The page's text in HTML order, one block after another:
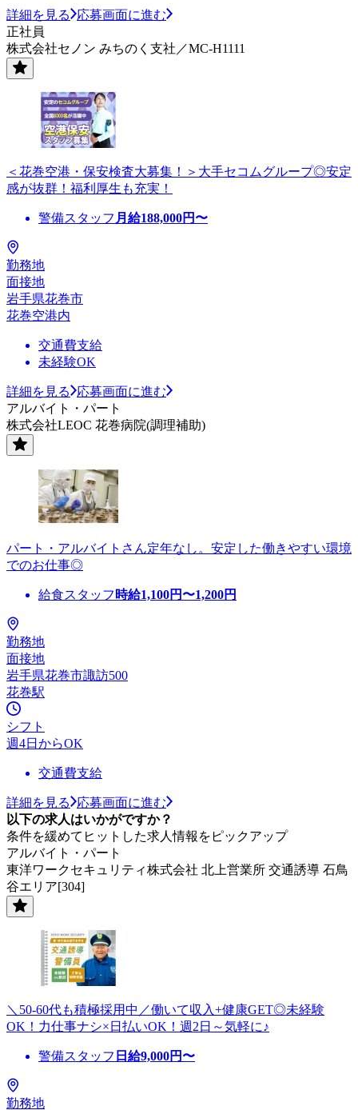
詳細を見る
応募画面に進む
正社員
株式会社セノン みちのく支社／MC-H1111
＜花巻空港・保安検査大募集！＞大手セコムグループ◎安定
感が抜群！福利厚生も充実！
警備スタッフ 月給188,000円〜
勤務地
面接地
岩手県花巻市
花巻空港内
交通費支給
未経験OK
詳細を見る
応募画面に進む
アルバイト・パート
株式会社LEOC 花巻病院(調理補助)
パート・アルバイトさん定年なし。安定した働きやすい環境
でのお仕事◎
給食スタッフ 時給1,100円〜1,200円
勤務地
面接地
岩手県花巻市諏訪500
花巻駅
シフト
週4日からOK
交通費支給
詳細を見る
応募画面に進む
以下の求人はいかがですか？
条件を緩めてヒットした求人情報をピックアップ
アルバイト・パート
東洋ワークセキュリティ株式会社 北上営業所 交通誘導 石鳥
谷エリア[304]
＼50-60代も積極採用中／働いて収入+健康GET◎未経験
OK！力仕事ナシ×日払いOK！週2日～気軽に♪
警備スタッフ 日給9,000円〜
勤務地